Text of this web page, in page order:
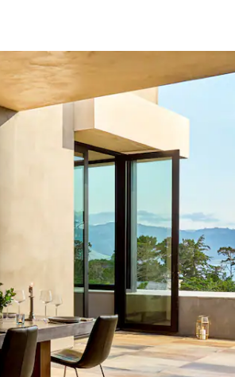
、画面をタッチまたはスワイプして検索結